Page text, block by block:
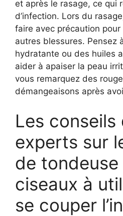
et après le rasage, ce qui
d’infection. Lors du
faire avec précaution
autres blessures. Pensez
hydratante ou des huiles
aider à apaiser la peau
vous remarquez des
démangeaisons après
Les conseils
experts sur
de tondeuse
ciseaux à
se couper